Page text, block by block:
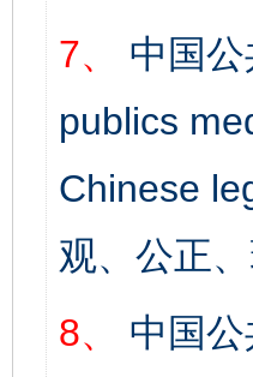
7、
中国
publics
Chinese
观、公正
8、
中国
法徽映军营 权益